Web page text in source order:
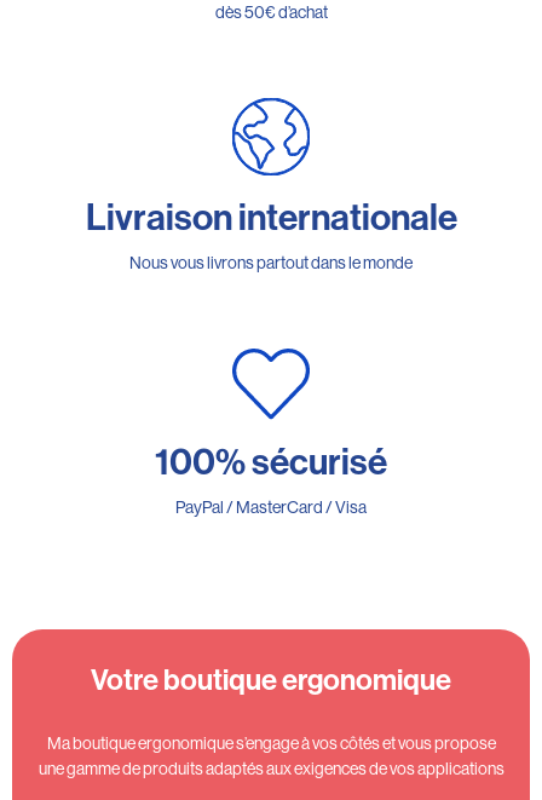
dès 50€ d’achat
Livraison internationale
Nous vous livrons partout dans le monde
100% sécurisé
PayPal / MasterCard / Visa
Votre boutique ergonomique
Ma boutique ergonomique s’engage à vos côtés et vous propose
une gamme de produits adaptés aux exigences de vos applications